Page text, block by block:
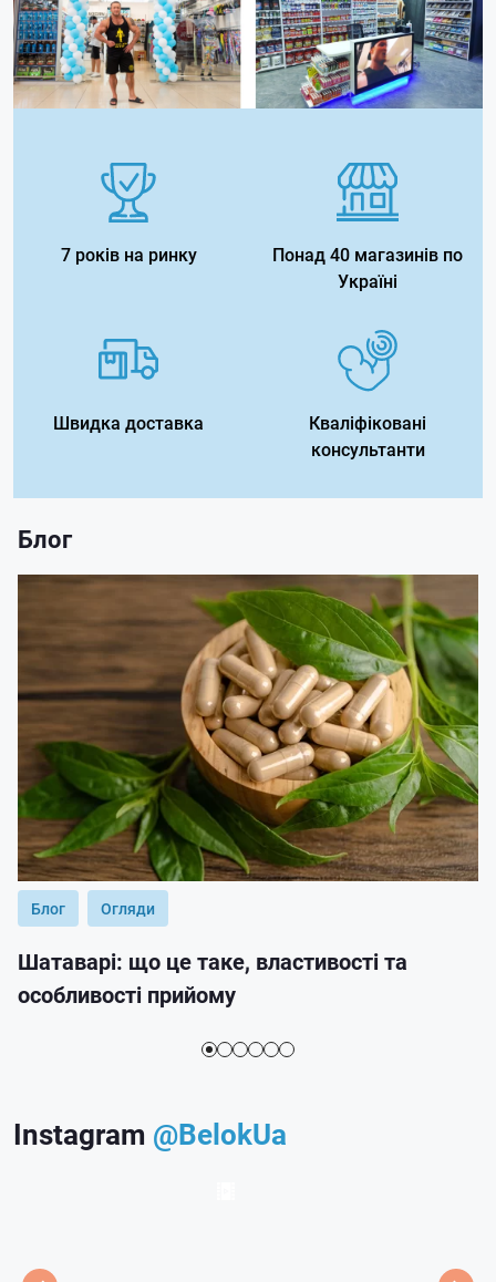
7 років на ринку
Понад 40 магазинів по
Україні
Швидка доставка
Кваліфіковані
консультанти
Блог
Блог Огляди
Шатаварі: що це таке, властивості та
особливості прийому
Instagram @BelokUa